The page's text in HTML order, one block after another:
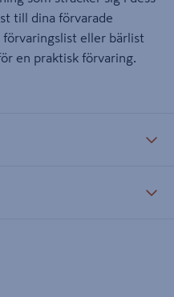
till dina förvarade
eller bärlist
en praktisk förvaring.